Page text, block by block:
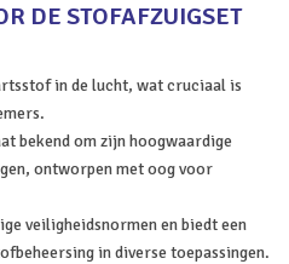
DE STOFAFZUIGSET
in de lucht, wat cruciaal is
bekend om zijn hoogwaardige
ontworpen met oog voor
veiligheidsnormen en biedt een
in diverse toepassingen.